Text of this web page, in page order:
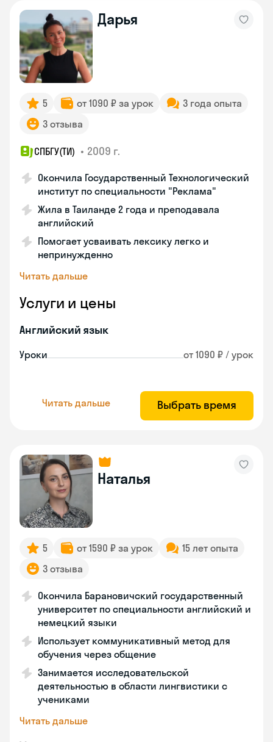
Дарья
5 от 1090 ₽ за урок
3 года опыта
3 отзыва
СПБГУ(ТИ) • 2009 г.
Окончила Государственный Технологический
институт по специальности "Реклама"
Жила в Таиланде 2 года и преподавала
английский
Помогает усваивать лексику легко и
непринужденно
Читать дальше
Услуги и цены
Английский язык
Уроки от 1090 ₽ / урок
Читать дальше Выбрать время
Наталья
5 от 1590 ₽ за урок
15 лет опыта
3 отзыва
Окончила Барановичский государственный
университет по специальности английский и
немецкий языки
Использует коммуникативный метод для
обучения через общение
Занимается исследовательской
деятельностью в области лингвистики с
учениками
Читать дальше